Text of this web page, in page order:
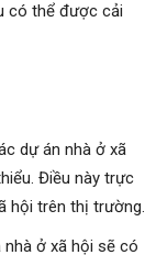
có thể được cải
dự án nhà ở xã
Điều này trực
hội trên thị trường.
ở xã hội sẽ có